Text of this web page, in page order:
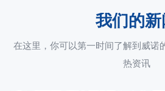
我们的新
在这里，你可以第一时间了解到威诺
热资讯